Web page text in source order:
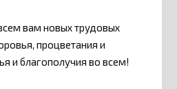
вам новых трудовых
процветания и
и благополучия во всем!